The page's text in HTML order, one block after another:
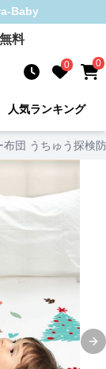
Baby
料
0 0
人気ランキング
布団 うちゅう探検